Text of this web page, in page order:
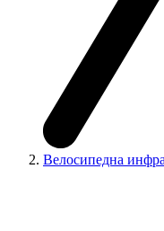
Велосипедна